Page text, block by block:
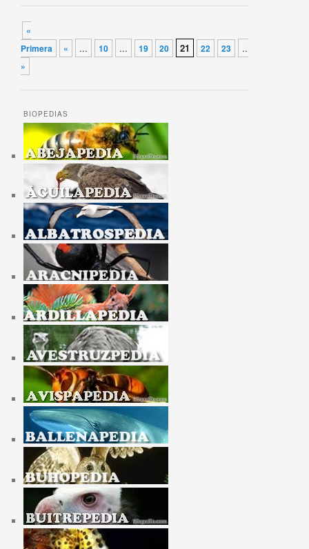
Navegador de artículos
«
Primera
« ... 10 ... 19 20 21 22 23 ...
»
BIOPEDIAS